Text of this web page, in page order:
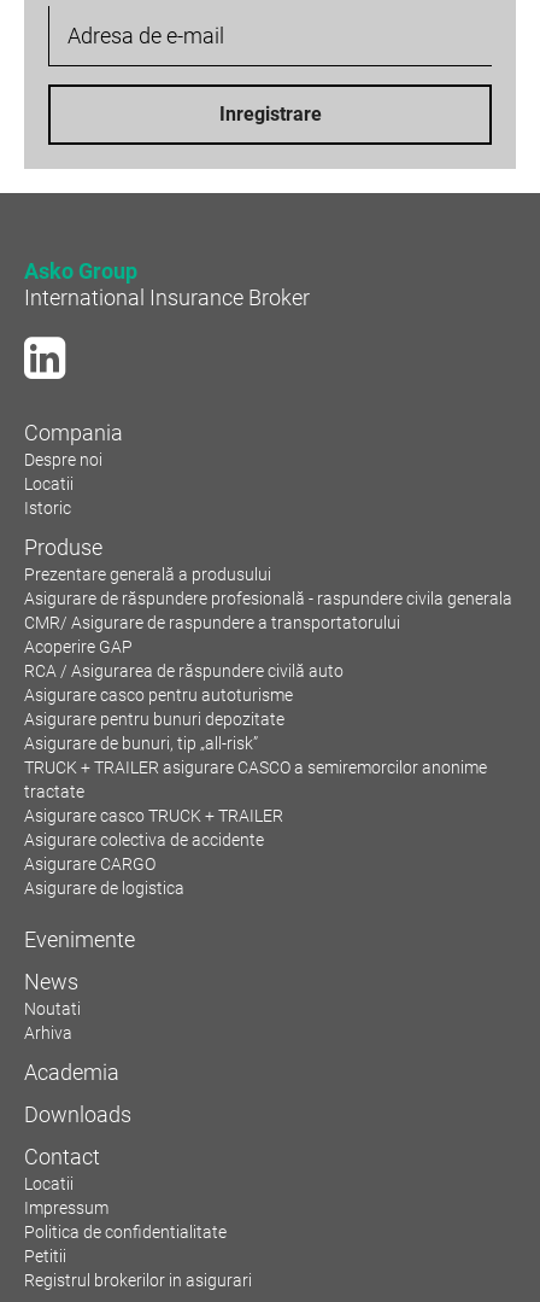
Inregistrare
Asko Group
International Insurance Broker
Compania
Despre noi
Locatii
Istoric
Produse
Prezentare generală a produsului
Asigurare de răspundere profesională - raspundere civila generala
CMR/ Asigurare de raspundere a transportatorului
Acoperire GAP
RCA / Asigurarea de răspundere civilă auto
Asigurare casco pentru autoturisme
Asigurare pentru bunuri depozitate
Asigurare de bunuri, tip „all-risk”
TRUCK + TRAILER asigurare CASCO a semiremorcilor anonime
tractate
Asigurare casco TRUCK + TRAILER
Asigurare colectiva de accidente
Asigurare CARGO
Asigurare de logistica
Evenimente
News
Noutati
Arhiva
Academia
Downloads
Contact
Locatii
Impressum
Politica de confidentialitate
Petitii
Registrul brokerilor in asigurari